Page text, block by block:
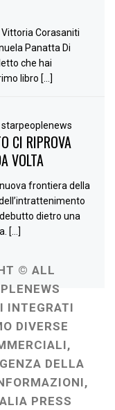
Corasaniti
Panatta Di
che hai
libro […]
starpeoplenews
CI RIPROVA
VOLTA
frontiera della
dietro una
[…]
© ALL
INTEGRATI
DIVERSE
DELLA
PRESS